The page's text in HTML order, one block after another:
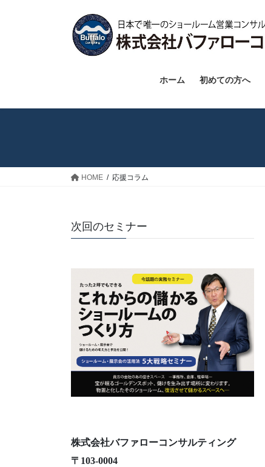
ホーム 初めての方へ
HOME 応援コラム
次回のセミナー
株式会社バファローコンサルティング
〒103-0004